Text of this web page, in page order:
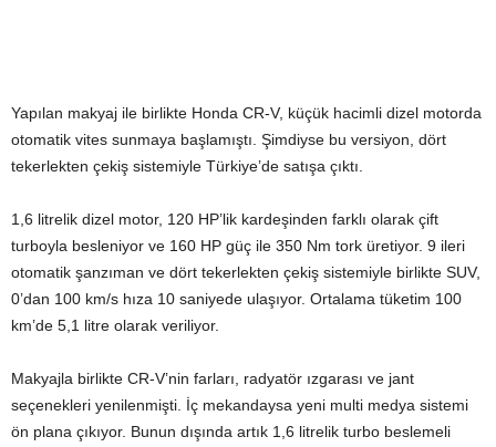
Yapılan makyaj ile birlikte Honda CR-V, küçük hacimli dizel motorda
otomatik vites sunmaya başlamıştı. Şimdiyse bu versiyon, dört
tekerlekten çekiş sistemiyle Türkiye’de satışa çıktı.
1,6 litrelik dizel motor, 120 HP’lik kardeşinden farklı olarak çift
turboyla besleniyor ve 160 HP güç ile 350 Nm tork üretiyor. 9 ileri
otomatik şanzıman ve dört tekerlekten çekiş sistemiyle birlikte SUV,
0’dan 100 km/s hıza 10 saniyede ulaşıyor. Ortalama tüketim 100
km’de 5,1 litre olarak veriliyor.
Makyajla birlikte CR-V’nin farları, radyatör ızgarası ve jant
seçenekleri yenilenmişti. İç mekandaysa yeni multi medya sistemi
ön plana çıkıyor. Bunun dışında artık 1,6 litrelik turbo beslemeli